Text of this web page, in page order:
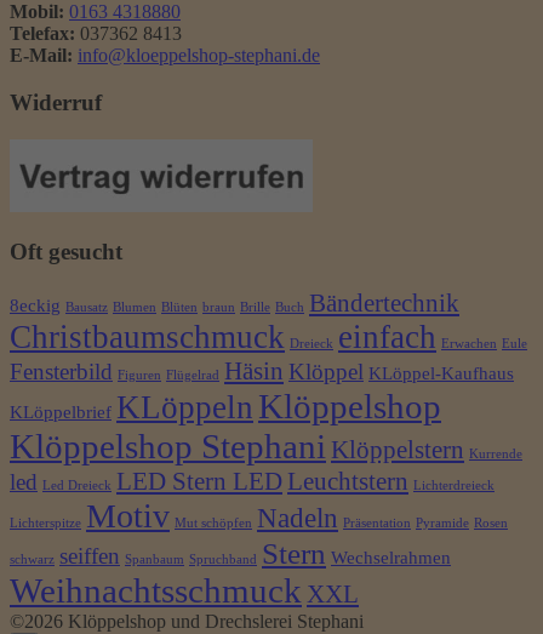
Mobil: 0163 4318880
Telefax: 037362 8413
E-Mail: info@kloeppelshop-stephani.de
Widerruf
Oft gesucht
8eckig Bausatz Blumen Blüten braun Brille Buch Bändertechnik
Christbaumschmuck Dreieck einfach Erwachen Eule
Fensterbild Figuren Flügelrad Häsin Klöppel KLöppel-Kaufhaus
KLöppelbrief KLöppeln Klöppelshop
Klöppelshop Stephani Klöppelstern Kurrende
led Led Dreieck LED Stern LED Leuchtstern Lichterdreieck
Lichterspitze Motiv Mut schöpfen Nadeln Präsentation Pyramide Rosen
schwarz seiffen Spanbaum Spruchband Stern Wechselrahmen
Weihnachtsschmuck XXL
©2026 Klöppelshop und Drechslerei Stephani